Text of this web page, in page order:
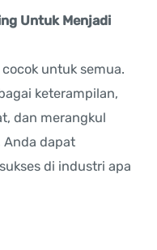
Untuk Menjadi
untuk semua.
keterampilan,
dan merangkul
dapat
di industri apa